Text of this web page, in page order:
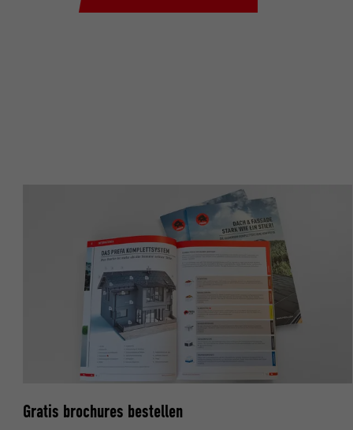
Gratis brochures bestellen
NAAM
AANBIEDER
NAAM
AANBIEDER